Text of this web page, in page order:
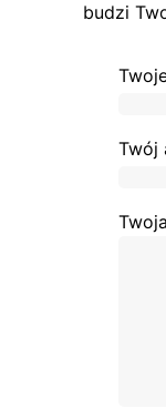
budzi
Twój